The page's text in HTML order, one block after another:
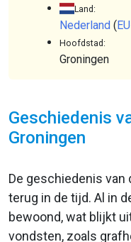
Land:
Nederland (
Hoofdstad:
Groningen
Geschiedenis
Groningen
De geschiedenis van
terug in de tijd. Al in
bewoond, wat blijkt
vondsten, zoals